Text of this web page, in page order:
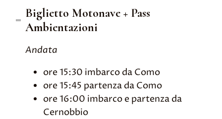
Biglietto Motonave + Pass
Ambientazioni
Andata
ore 15:30 imbarco da Como
ore 15:45 partenza da Como
ore 16:00 imbarco e partenza da
Cernobbio